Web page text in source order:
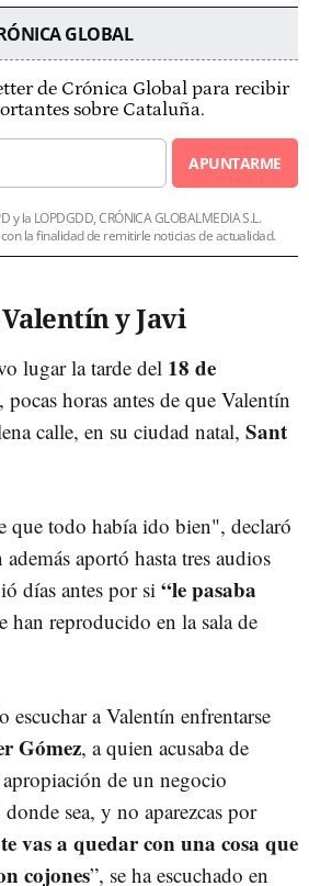
GLOBAL
de Crónica Global para recibir
sobre Cataluña.
APUNTARME
y la LOPDGDD, CRÓNICA GLOBALMEDIA S.L.
la finalidad de remitirle noticias de actualidad.
y Javi
lugar la tarde del 18 de
, pocas horas antes de que Valentín
calle, en su ciudad natal, Sant
que todo había ido bien", declaró
aportó hasta tres audios
días antes por si “le pasaba
han reproducido en la sala de
escuchar a Valentín enfrentarse
Gómez, a quien acusaba de
de un negocio
sea, y no aparezcas por
vas a quedar con una cosa que
cojones”, se ha escuchado en